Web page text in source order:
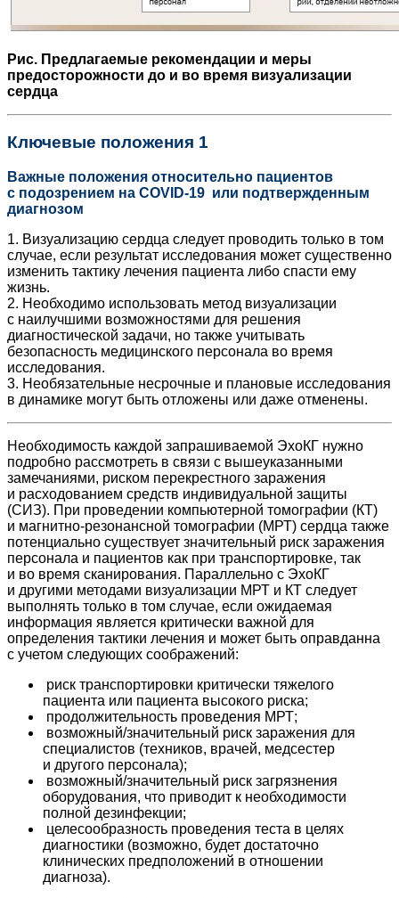
Рис. Предлагаемые рекомендации и меры
предосторожности до и во время визуализации
сердца
Ключевые положения 1
Важные положения относительно пациентов
с подозрением на COVID‑19 или подтвержденным
диагнозом
1. Визуализацию сердца следует проводить только в том
случае, если результат исследования может существенно
изменить тактику лечения пациента либо спасти ему
жизнь.
2. Необходимо использовать метод визуализации
с наилучшими возможностями для решения
диагностической задачи, но также учитывать
безопасность медицинского персонала во время
исследования.
3. Необязательные несрочные и плановые исследования
в динамике могут быть отложены или даже отменены.
Необходимость каждой запрашиваемой ЭхоКГ нужно
подробно рассмотреть в связи с вышеуказанными
замечаниями, риском перекрестного заражения
и расходованием средств индивидуальной защиты
(СИЗ). При проведении компьютерной томографии (КТ)
и магнитно-резонансной томографии (МРТ) сердца также
потенциально существует значительный риск заражения
персонала и пациентов как при транспортировке, так
и во время сканирования. Параллельно с ЭхоКГ
и другими методами визуализации МРТ и КТ следует
выполнять только в том случае, если ожидаемая
информация является критически важной для
определения тактики лечения и может быть оправданна
с учетом следующих соображений:
риск транспортировки критически тяжелого
пациента или пациента высокого риска;
продолжительность проведения МРТ;
возможный/значительный риск заражения для
специалистов (техников, врачей, медсестер
и другого персонала);
возможный/значительный риск загрязнения
оборудования, что приводит к необходимости
полной дезинфекции;
целесообразность проведения теста в целях
диагностики (возможно, будет ­достаточно
клинических предположений в отношении
диагноза).